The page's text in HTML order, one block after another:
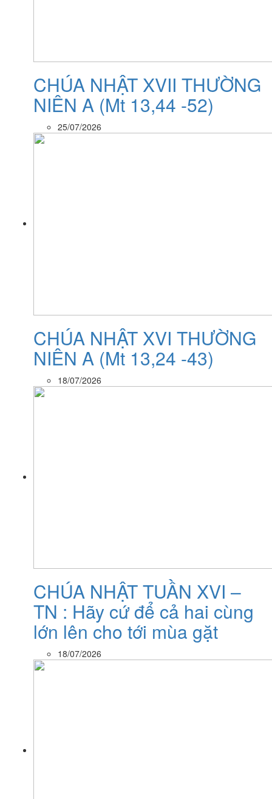
CHÚA NHẬT XVII THƯỜNG
NIÊN A (Mt 13,44 -52)
25/07/2026
CHÚA NHẬT XVI THƯỜNG
NIÊN A (Mt 13,24 -43)
18/07/2026
CHÚA NHẬT TUẦN XVI –
TN : Hãy cứ để cả hai cùng
lớn lên cho tới mùa gặt
18/07/2026